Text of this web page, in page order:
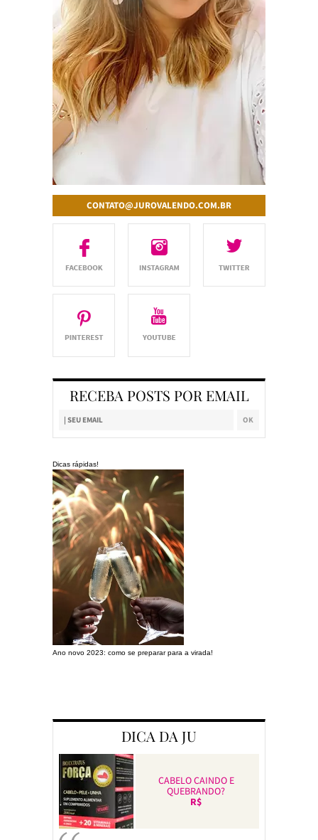
CONTATO@JUROVALENDO.COM.BR
RECEBA POSTS POR EMAIL
Dicas rápidas!
Ano novo 2023: como se preparar para a virada!
DICA DA JU
CABELO CAINDO E
QUEBRANDO?
R$